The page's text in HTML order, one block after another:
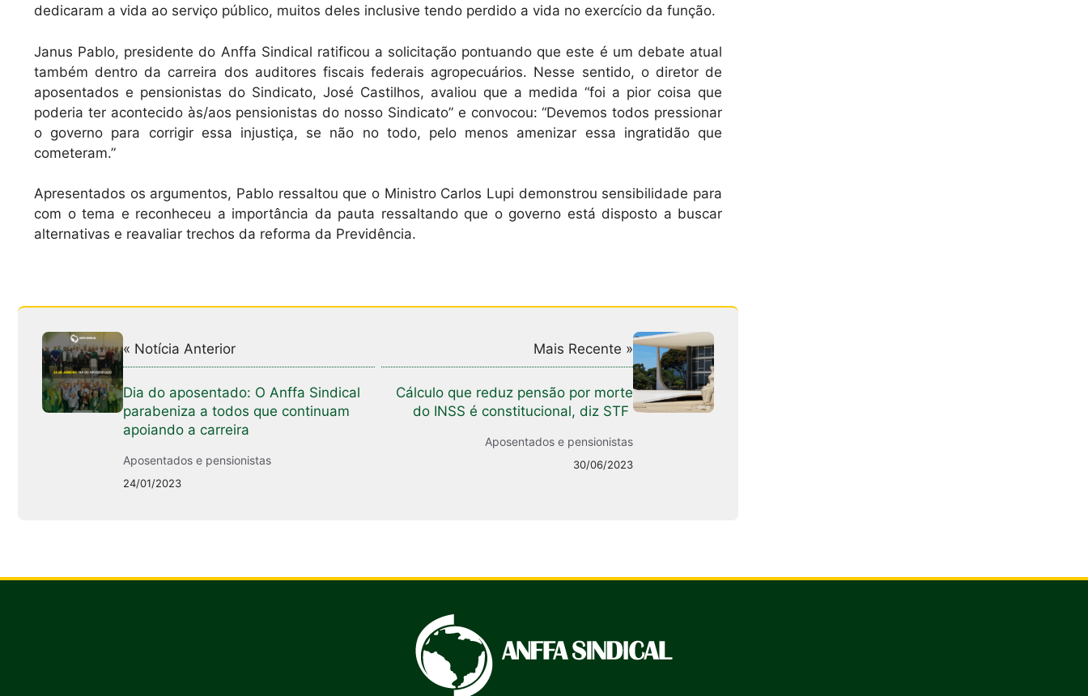
dedicaram a vida ao serviço público, muitos deles inclusive tendo perdido a vida no exercício da função.
Janus Pablo, presidente do Anffa Sindical ratificou a solicitação pontuando que este é um debate atual
também dentro da carreira dos auditores fiscais federais agropecuários. Nesse sentido, o diretor de
aposentados e pensionistas do Sindicato, José Castilhos, avaliou que a medida “foi a pior coisa que
poderia ter acontecido às/aos pensionistas do nosso Sindicato” e convocou: “Devemos todos pressionar
o governo para corrigir essa injustiça, se não no todo, pelo menos amenizar essa ingratidão que
cometeram.”
Apresentados os argumentos, Pablo ressaltou que o Ministro Carlos Lupi demonstrou sensibilidade para
com o tema e reconheceu a importância da pauta ressaltando que o governo está disposto a buscar
alternativas e reavaliar trechos da reforma da Previdência.
« Notícia Anterior
Dia do aposentado: O Anffa Sindical
parabeniza a todos que continuam
apoiando a carreira
Aposentados e pensionistas
24/01/2023
Mais Recente »
Cálculo que reduz pensão por morte
do INSS é constitucional, diz STF
Aposentados e pensionistas
30/06/2023